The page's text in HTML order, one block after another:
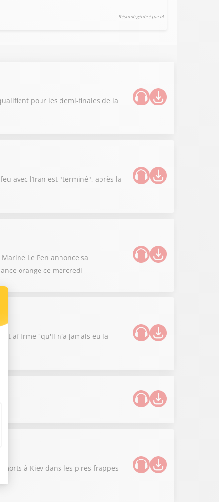
Résumé généré par IA
pour les demi-finales de la
avec l’Iran est "terminé", après la
Le Pen annonce sa
orange ce mercredi
affirme "qu'il n'a jamais eu la
à Kiev dans les pires frappes